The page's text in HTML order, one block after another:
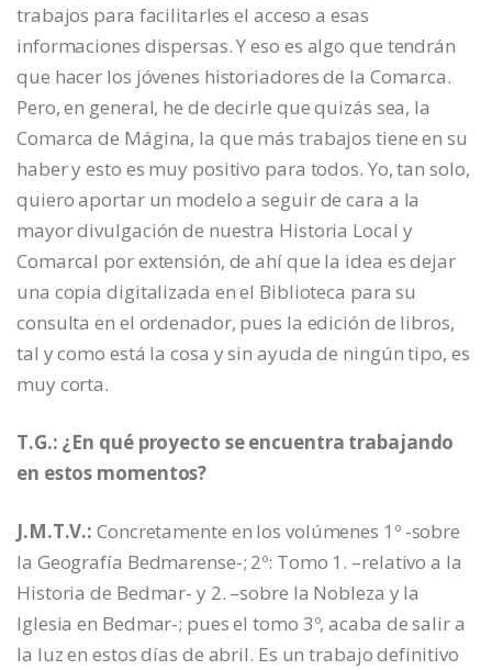
trabajos para facilitarles el acceso a esas
informaciones dispersas. Y eso es algo que tendrán
que hacer los jóvenes historiadores de la Comarca.
Pero, en general, he de decirle que quizás sea, la
Comarca de Mágina, la que más trabajos tiene en su
haber y esto es muy positivo para todos. Yo, tan solo,
quiero aportar un modelo a seguir de cara a la
mayor divulgación de nuestra Historia Local y
Comarcal por extensión, de ahí que la idea es dejar
una copia digitalizada en el Biblioteca para su
consulta en el ordenador, pues la edición de libros,
tal y como está la cosa y sin ayuda de ningún tipo, es
muy corta.
T.G.: ¿En qué proyecto se encuentra trabajando
en estos momentos?
J.M.T.V.: Concretamente en los volúmenes 1º -sobre
la Geografía Bedmarense-; 2º: Tomo 1. –relativo a la
Historia de Bedmar- y 2. –sobre la Nobleza y la
Iglesia en Bedmar-; pues el tomo 3º, acaba de salir a
la luz en estos días de abril. Es un trabajo definitivo